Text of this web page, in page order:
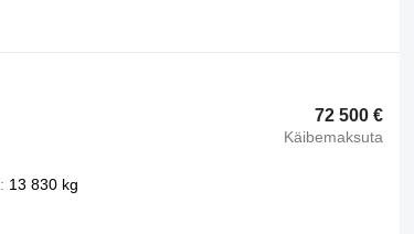
72 500 €
Käibemaksuta
13 830 kg